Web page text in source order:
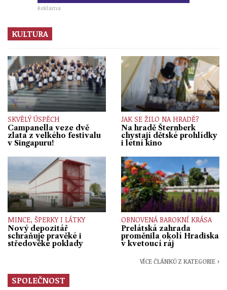
Reklama
KULTURA
SKVĚLÝ ÚSPĚCH
Campanella veze dvě
zlata z velkého festivalu
v Singapuru!
JAK SE ŽILO NA HRADĚ?
Na hradě Šternberk
chystají dětské prohlídky
i letní kino
MINCE, ŠPERKY I LÁTKY
Nový depozitář
schraňuje pravěké i
středověké poklady
OBNOVENÁ BAROKNÍ KRÁSA
Prelátská zahrada
proměnila okolí Hradiska
v kvetoucí ráj
VÍCE ČLÁNKŮ Z KATEGORIE ›
SPOLEČNOST